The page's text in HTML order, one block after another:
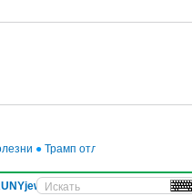
● Трамп отложил введение 50-
ВЕСТИ ИЗ УКРАИНЫ